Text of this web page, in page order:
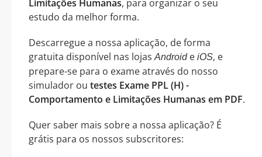
Limitações Humanas, para organizar o seu
estudo da melhor forma.
Descarregue a nossa aplicação, de forma
gratuita disponível nas lojasAndroide iOS, e
prepare-se para o exame através do nosso
simulador ou testes Exame PPL (H) -
Comportamento e Limitações Humanas em PDF.
Quer saber mais sobre a nossa aplicação? É
grátis para os nossos subscritores: